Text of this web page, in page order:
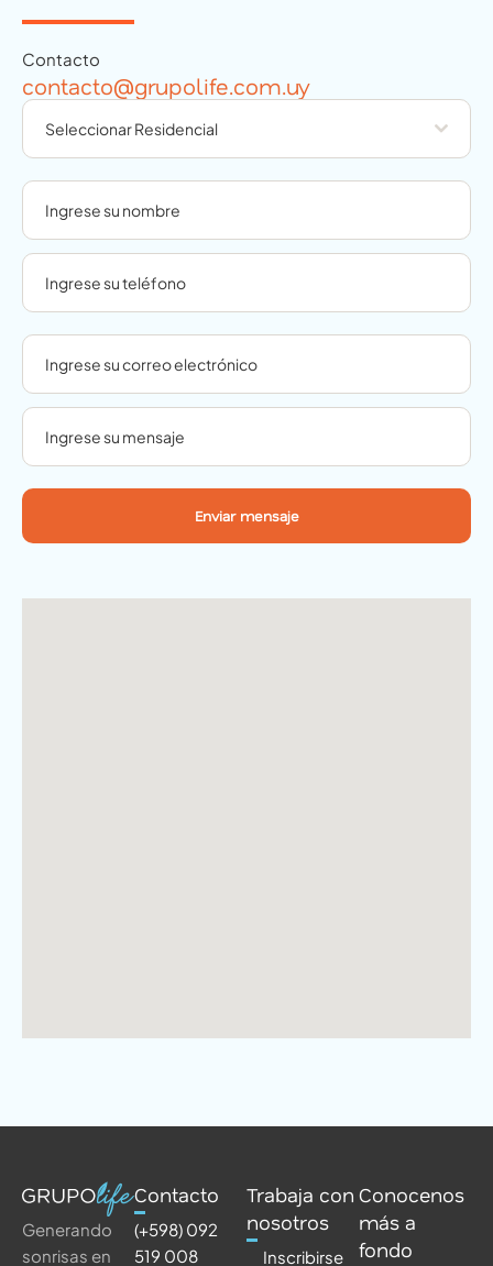
Contacto
contacto@grupolife.com.uy
Seleccionar Residencial
Enviar mensaje
Generando
sonrisas en
Contacto
(+598) 092
519 008
Trabaja con
nosotros
Inscribirse
Conocenos
más a
fondo